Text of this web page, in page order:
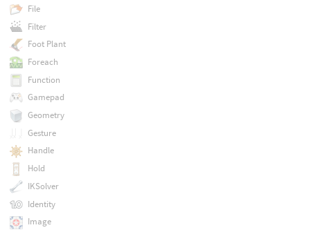
File
Filter
Foot Plant
Foreach
Function
Gamepad
Geometry
Gesture
Handle
Hold
IKSolver
Identity
Image